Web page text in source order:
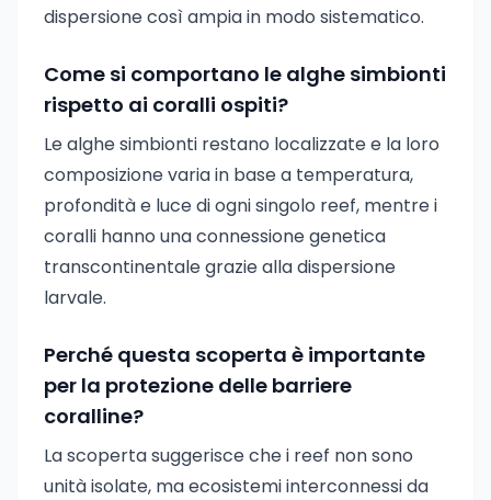
dispersione così ampia in modo sistematico.
Come si comportano le alghe simbionti
rispetto ai coralli ospiti?
Le alghe simbionti restano localizzate e la loro
composizione varia in base a temperatura,
profondità e luce di ogni singolo reef, mentre i
coralli hanno una connessione genetica
transcontinentale grazie alla dispersione
larvale.
Perché questa scoperta è importante
per la protezione delle barriere
coralline?
La scoperta suggerisce che i reef non sono
unità isolate, ma ecosistemi interconnessi da